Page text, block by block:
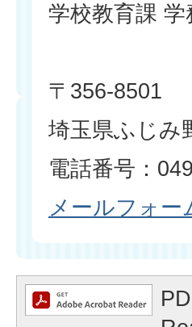
学校教育課 学
〒356-8501
埼玉県ふじみ
電話番号：
メールフォ